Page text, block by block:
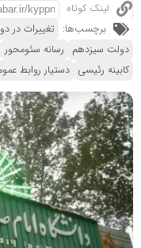
لینک کوتاه
برچسب‌ها:
تغییرات در
دولت سیزدهم رسانه سئومحور
کابینه رئیسی دستیار روابط